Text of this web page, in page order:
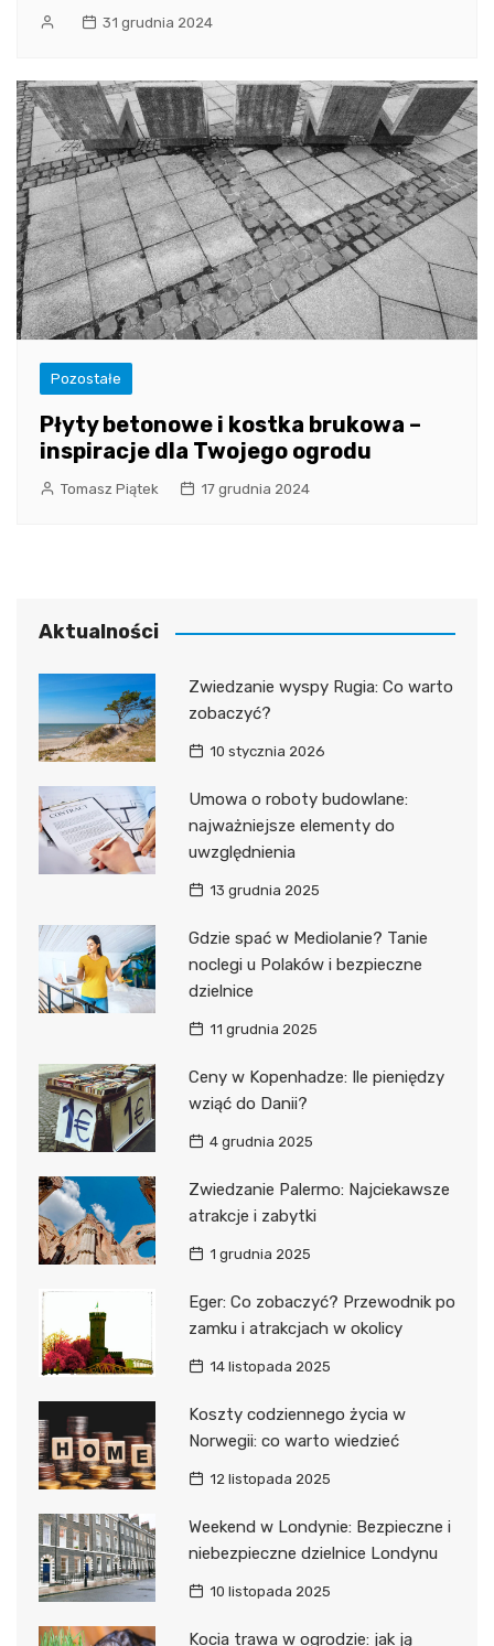
31 grudnia 2024
Pozostałe
Płyty betonowe i kostka brukowa –
inspiracje dla Twojego ogrodu
Tomasz Piątek 17 grudnia 2024
Aktualności
Zwiedzanie wyspy Rugia: Co warto
zobaczyć?
10 stycznia 2026
Umowa o roboty budowlane:
najważniejsze elementy do
uwzględnienia
13 grudnia 2025
Gdzie spać w Mediolanie? Tanie
noclegi u Polaków i bezpieczne
dzielnice
11 grudnia 2025
Ceny w Kopenhadze: Ile pieniędzy
wziąć do Danii?
4 grudnia 2025
Zwiedzanie Palermo: Najciekawsze
atrakcje i zabytki
1 grudnia 2025
Eger: Co zobaczyć? Przewodnik po
zamku i atrakcjach w okolicy
14 listopada 2025
Koszty codziennego życia w
Norwegii: co warto wiedzieć
12 listopada 2025
Weekend w Londynie: Bezpieczne i
niebezpieczne dzielnice Londynu
10 listopada 2025
Kocia trawa w ogrodzie: jak ją